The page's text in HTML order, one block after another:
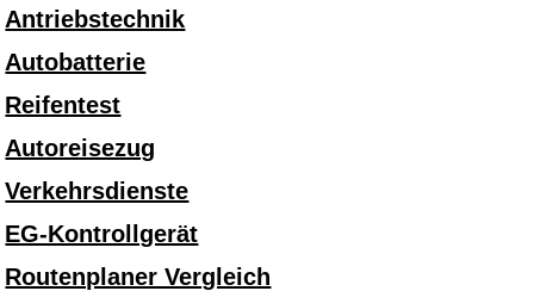
Antriebstechnik
Autobatterie
Reifentest
Autoreisezug
Verkehrsdienste
EG-Kontrollgerät
Routenplaner Vergleich